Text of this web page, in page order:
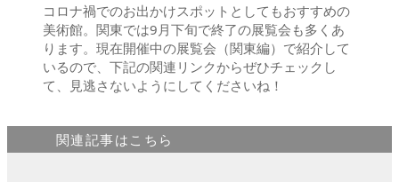
コロナ禍でのお出かけスポットとしてもおすすめの
美術館。関東では9月下旬で終了の展覧会も多くあ
ります。現在開催中の展覧会（関東編）で紹介して
いるので、下記の関連リンクからぜひチェックし
て、見逃さないようにしてくださいね！
関連記事はこちら